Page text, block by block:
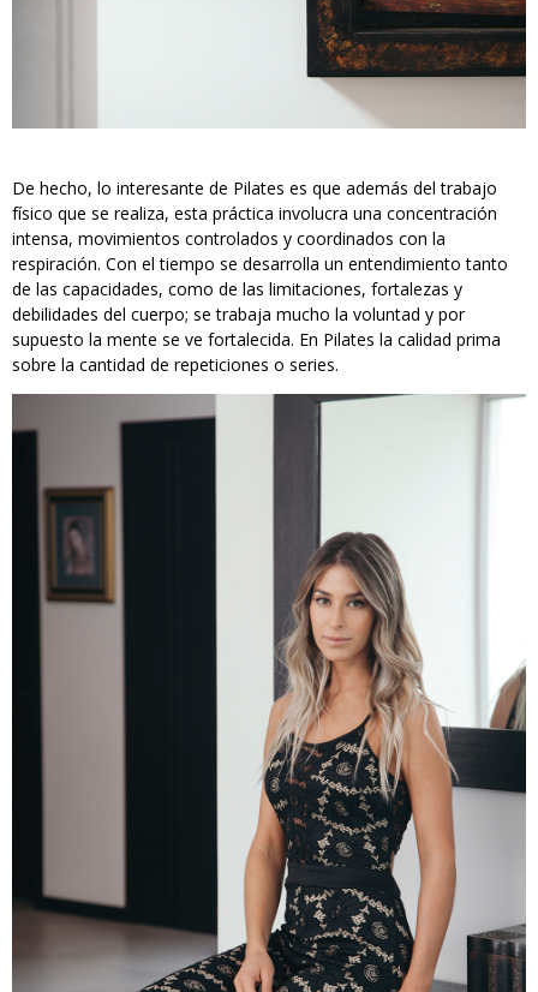
De hecho, lo interesante de Pilates es que además del trabajo
físico que se realiza, esta práctica involucra una concentración
intensa, movimientos controlados y coordinados con la
respiración. Con el tiempo se desarrolla un entendimiento tanto
de las capacidades, como de las limitaciones, fortalezas y
debilidades del cuerpo; se trabaja mucho la voluntad y por
supuesto la mente se ve fortalecida. En Pilates la calidad prima
sobre la cantidad de repeticiones o series.